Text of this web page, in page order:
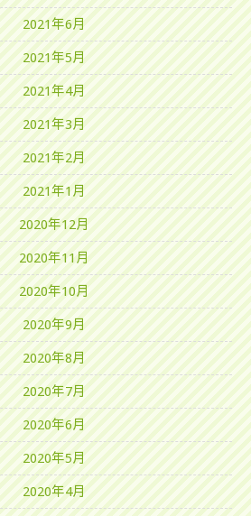
2021年6月
2021年5月
2021年4月
2021年3月
2021年2月
2021年1月
2020年12月
2020年11月
2020年10月
2020年9月
2020年8月
2020年7月
2020年6月
2020年5月
2020年4月